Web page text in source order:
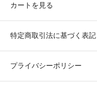
カートを見る
特定商取引法に基づく表記
プライバシーポリシー